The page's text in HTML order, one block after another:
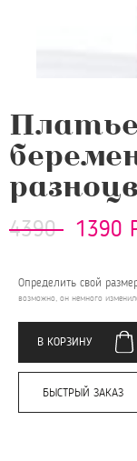
4390 1390
Определить свой
возможно, он немного
В КОРЗИНУ
БЫСТРЫЙ ЗАКАЗ